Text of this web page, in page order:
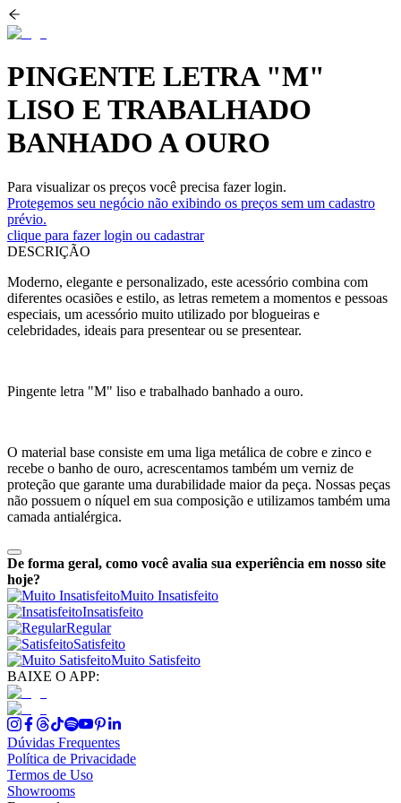
PINGENTE LETRA "M"
LISO E TRABALHADO
BANHADO A OURO
Para visualizar os preços você precisa fazer login.
Protegemos seu negócio não exibindo os preços sem um cadastro
prévio.
clique para fazer login ou cadastrar
DESCRIÇÃO
Moderno, elegante e personalizado, este acessório combina com
diferentes ocasiões e estilo, as letras remetem a momentos e pessoas
especiais, um acessório muito utilizado por blogueiras e
celebridades, ideais para presentear ou se presentear.
Pingente letra "M" liso e trabalhado banhado a ouro.
O material base consiste em uma liga metálica de cobre e zinco e
recebe o banho de ouro, acrescentamos também um verniz de
proteção que garante uma durabilidade maior da peça. Nossas peças
não possuem o níquel em sua composição e utilizamos também uma
camada antialérgica.
De forma geral, como você avalia sua experiência em nosso site
hoje?
Muito Insatisfeito
Insatisfeito
Regular
Satisfeito
Muito Satisfeito
BAIXE O APP:
Dúvidas Frequentes
Política de Privacidade
Termos de Uso
Showrooms